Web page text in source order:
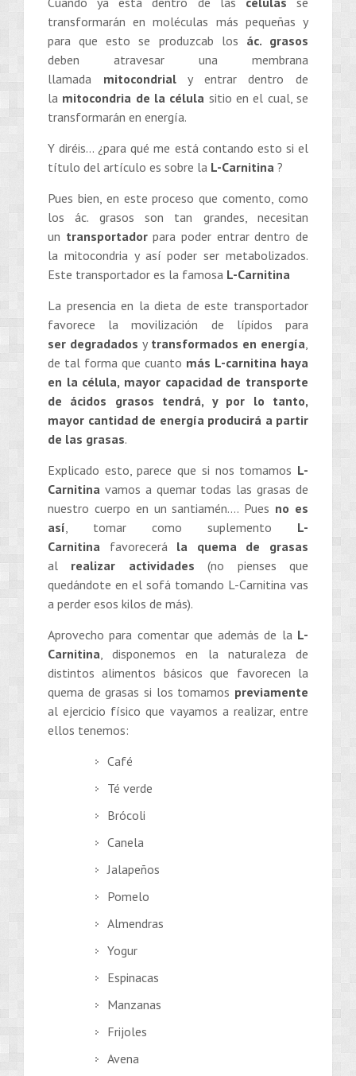
transformarán en moléculas más pequeñas y
para que esto se produzcab los ác. grasos
deben atravesar una membrana
llamada mitocondrialy entrar dentro de
la mitocondria de la célula sitio en el cual, se
transformarán en energía.
Y diréis… ¿para qué me está contando esto si el
título del artículo es sobre la L-Carnitina ?
Pues bien, en este proceso que comento, como
los ác. grasos son tan grandes, necesitan
un transportadorpara poder entrar dentro de
la mitocondria y así poder ser metabolizados.
Este transportador es la famosa L-Carnitina
La presencia en la dieta de este transportador
favorece la movilización de lípidos para
ser degradados y transformados en energía
de tal forma que cuanto más L-carnitina haya
en la célula, mayor capacidad de transporte
de ácidos grasos tendrá, y por lo tanto,
mayor cantidad de energía producirá a partir
de las grasas.
Explicado esto, parece que si nos tomamos L-
Carnitina vamos a quemar todas las grasas de
nuestro cuerpo en un santiamén…. Pues no es
así , tomar como suplemento L-
Carnitina favorecerá la quema de grasas
al realizar actividades (no pienses que
quedándote en el sofá tomando L-Carnitina vas
a perder esos kilos de más).
Aprovecho para comentar que además de la L-
Carnitina , disponemos en la naturaleza de
distintos alimentos básicos que favorecen la
quema de grasas si los tomamos previamente
al ejercicio físico que vayamos a realizar, entre
ellos tenemos:
Café
Té verde
Brócoli
Canela
Jalapeños
Pomelo
Almendras
Yogur
Espinacas
Manzanas
Frijoles
Avena